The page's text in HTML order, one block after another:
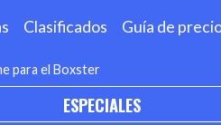
Clasificados Guía de
para el Boxster
ESPECIALES